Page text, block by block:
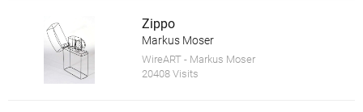
Zippo
Markus Moser
WireART - Markus Moser
20408 Visits